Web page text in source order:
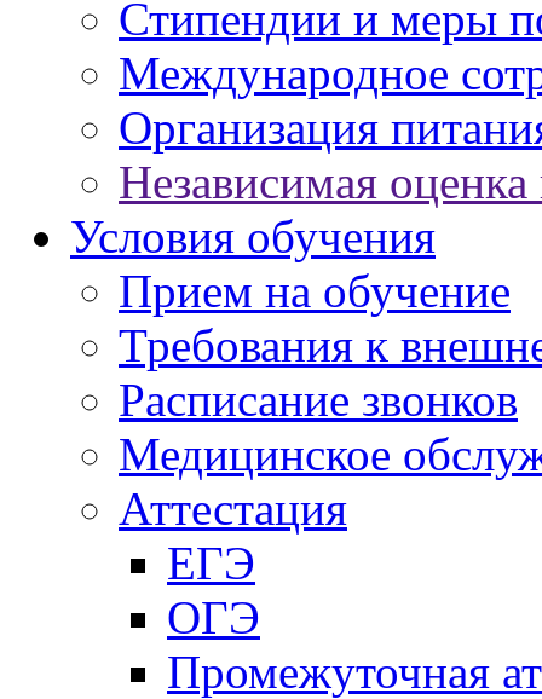
Стипендии и меры
Международное
Организация
Независимая оценка
Условия обучения
Прием на обучение
Требования к
Расписание звонков
Медицинское
Аттестация
ЕГЭ
ОГЭ
Промежуточная